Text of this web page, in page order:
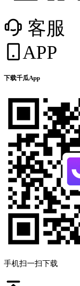
客服
APP
下载千瓜App
手机扫一扫下载